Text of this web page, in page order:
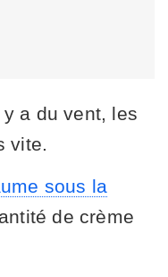
y a du vent, les
vite.
sous la
de crème